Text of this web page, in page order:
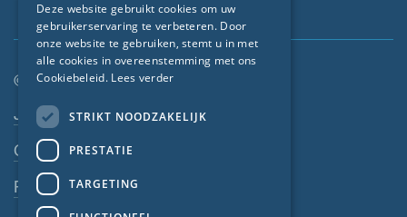
© SIGA 2026
Footer-navigatie
Jobs
Contact
Privacyverklaring
FRENCH
CZECH
Deze website gebruikt cookies om uw
gebruikerservaring te verbeteren. Door
onze website te gebruiken, stemt u in met
alle cookies in overeenstemming met ons
Cookiebeleid. Lees verder
STRIKT NOODZAKELIJK
PRESTATIE
TARGETING